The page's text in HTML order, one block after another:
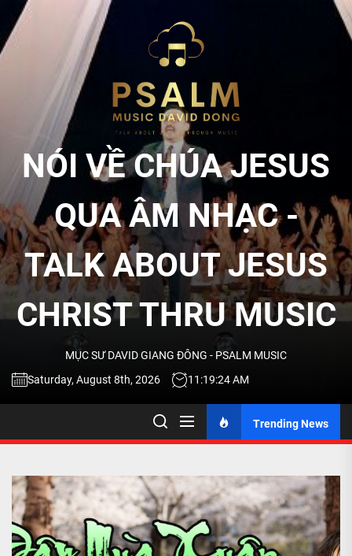
Skip
the
QUA
ÂM
NHẠC
TALK
NÓI VỀ CHÚA JESUS
QUA ÂM NHẠC -
TALK ABOUT JESUS
CHRIST THRU MUSIC
MỤC SƯ DAVID GIANG ĐÔNG - PSALM MUSIC
Saturday, August 8th, 2026
11:19:24 AM
Trending News